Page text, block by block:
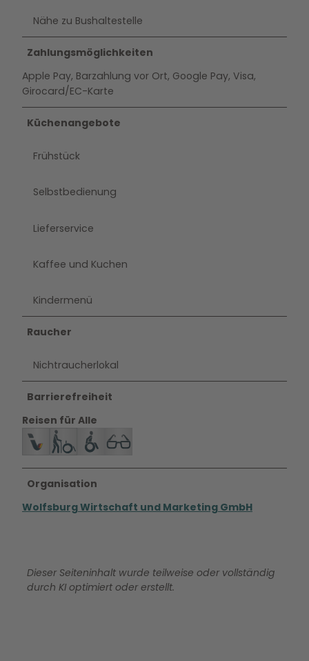
Nähe zu Bushaltestelle
Zahlungsmöglichkeiten
Apple Pay, Barzahlung vor Ort, Google Pay, Visa,
Girocard/EC-Karte
Küchenangebote
Frühstück
Selbstbedienung
Lieferservice
Kaffee und Kuchen
Kindermenü
Raucher
Nichtraucherlokal
Barrierefreiheit
Reisen für Alle
Organisation
Wolfsburg Wirtschaft und Marketing GmbH
Dieser Seiteninhalt wurde teilweise oder vollständig
durch KI optimiert oder erstellt.